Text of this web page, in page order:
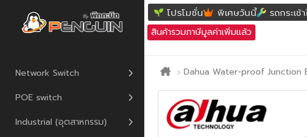
โปรโมชั่น พิเศษวันนี้ รถกระเช้
สินค้ารวมภาษีมูลค่าเพิ่มแล้ว
Network Switch
POE switch
Industrial (อุตสาหกรรม)
Dahua Water-proof Junction